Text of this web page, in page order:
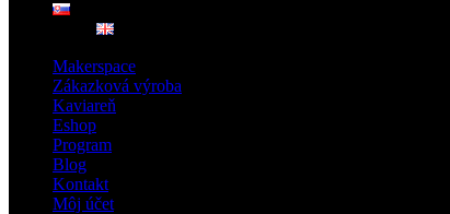
Makerspace
Zákazková výroba
Kaviareň
Eshop
Program
Blog
Kontakt
Môj účet